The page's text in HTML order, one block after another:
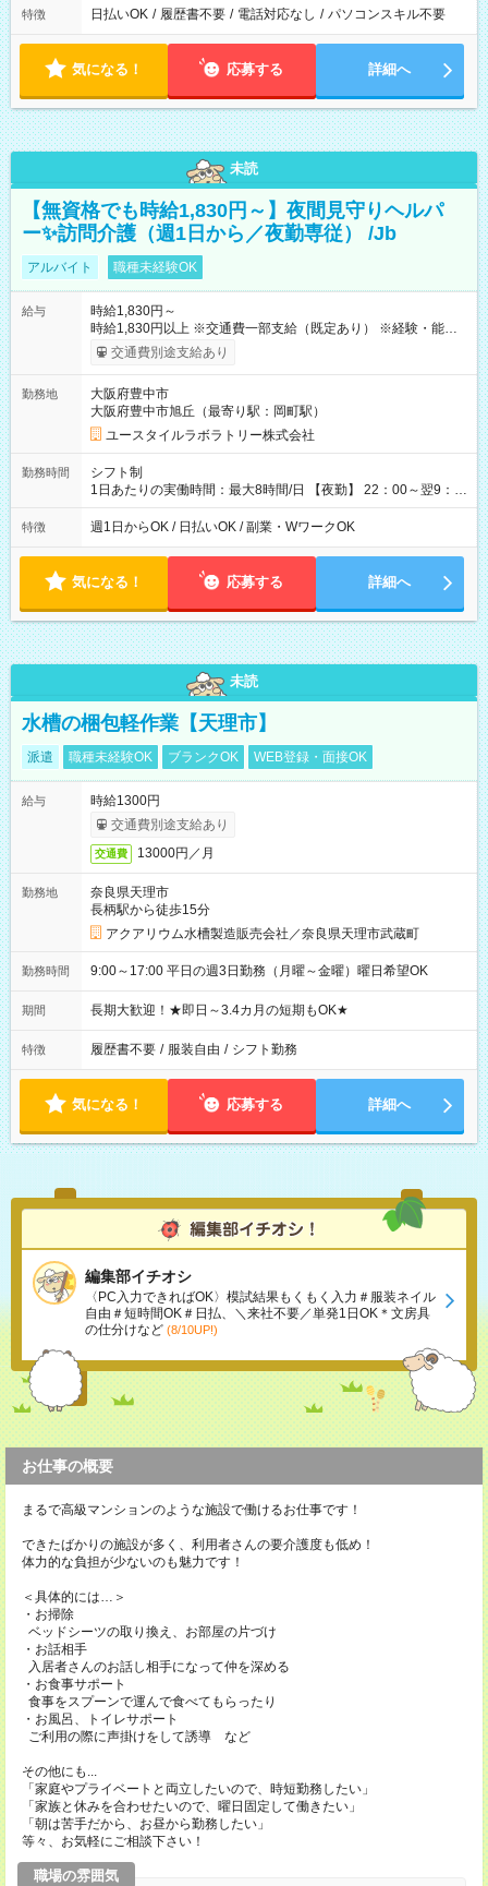
特徴 日払いOK / 履歴書不要 / 電話対応なし / パソコンスキル不要
気になる！ 応募する 詳細へ
未読
【無資格でも時給1,830円～】夜間見守りヘルパ
ー✨訪問介護（週1日から／夜勤専従） /Jb
アルバイト 職種未経験OK
給与
時給1,830円～
時給1,830円以上 ※交通費一部支給（既定あり） ※経験・能力を
考慮して決定します 【収入例】 週1回勤務の場合：1,830円×8時
間×4回=5万8,560円 週3回勤務の場合：1,830円×8時間×12回
月 ※ 雇用形態と給与に、本採用時と異なる部分があります。 雇
用形態：本採用時と同じです。 給与：時給 1,610円以上
交通費別途支給あり
勤務地
大阪府豊中市
大阪府豊中市旭丘（最寄り駅：岡町駅）
ユースタイルラボラトリー株式会社
勤務時間
シフト制
1日あたりの実働時間：最大8時間/日 【夜勤】 22：00～翌9：
00 ※週1日～OK ／ 夜勤専従 ＊＊ 勤務時間例 ＊＊ ■22時か
ら翌7時 ■23時から翌8時 ■24時から翌9時 など ※上記の時間
ます。 ※曜日固定（毎週同じ曜日での勤務となります）
特徴 週1日からOK / 日払いOK / 副業・WワークOK
気になる！ 応募する 詳細へ
未読
水槽の梱包軽作業【天理市】
派遣 職種未経験OK ブランクOK WEB登録・面接OK
給与
時給1300円
交通費別途支給あり
交通費 13000円／月
勤務地
奈良県天理市
長柄駅から徒歩15分
アクアリウム水槽製造販売会社／奈良県天理市武蔵町
勤務時間 9:00～17:00 平日の週3日勤務（月曜～金曜）曜日希望OK
期間 長期大歓迎！★即日～3.4カ月の短期もOK★
特徴 履歴書不要 / 服装自由 / シフト勤務
気になる！ 応募する 詳細へ
編集部イチオシ
〈PC入力できればOK〉模試結果もくもく入力＃服装ネイル
自由＃短時間OK＃日払、＼来社不要／単発1日OK＊文房具
の仕分けなど (8/10UP!)
お仕事の概要
まるで高級マンションのような施設で働けるお仕事です！
できたばかりの施設が多く、利用者さんの要介護度も低め！
体力的な負担が少ないのも魅力です！
＜具体的には…＞
・お掃除
ベッドシーツの取り換え、お部屋の片づけ
・お話相手
入居者さんのお話し相手になって仲を深める
・お食事サポート
食事をスプーンで運んで食べてもらったり
・お風呂、トイレサポート
ご利用の際に声掛けをして誘導 など
その他にも...
「家庭やプライベートと両立したいので、時短勤務したい」
「家族と休みを合わせたいので、曜日固定して働きたい」
「朝は苦手だから、お昼から勤務したい」
等々、お気軽にご相談下さい！
職場の雰囲気